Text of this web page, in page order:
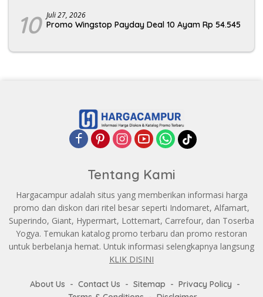
10 Juli 27, 2026
Promo Wingstop Payday Deal 10 Ayam Rp 54.545
Tentang Kami
Hargacampur adalah situs yang memberikan informasi harga
promo dan diskon dari ritel besar seperti Indomaret, Alfamart,
Superindo, Giant, Hypermart, Lottemart, Carrefour, dan Toserba
Yogya. Temukan katalog promo terbaru dan promo restoran
untuk berbelanja hemat. Untuk informasi selengkapnya langsung
KLIK DISINI
About Us Contact Us Sitemap
Privacy Policy